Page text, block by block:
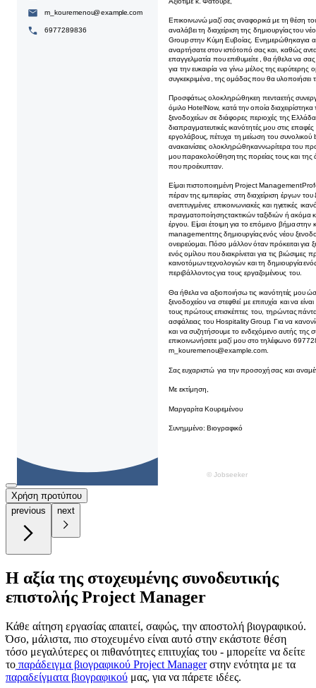
Χρήση προτύπου
previous
next
Η αξία της στοχευμένης συνοδευτικής
επιστολής Project Manager
Κάθε αίτηση εργασίας απαιτεί, σαφώς, την αποστολή βιογραφικού.
Όσο, μάλιστα, πιο στοχευμένο είναι αυτό στην εκάστοτε θέση
τόσο μεγαλύτερες οι πιθανότητες επιτυχίας του - μπορείτε να δείτε
το παράδειγμα βιογραφικού Project Managerστην ενότητα με τα
παραδείγματα βιογραφικού μας, για να πάρετε ιδέες.